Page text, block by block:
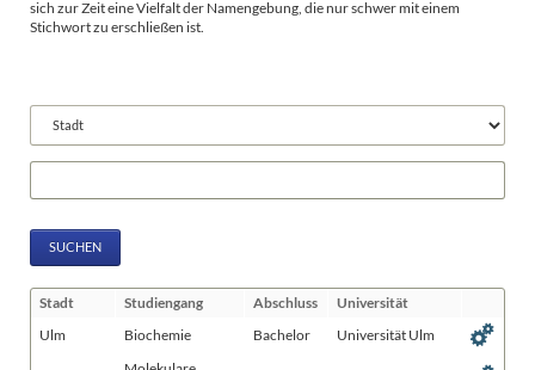
sich zur Zeit eine Vielfalt der Namengebung, die nur schwer mit einem
Stichwort zu erschließen ist.
Felder
SUCHEN
Stadt Studiengang Abschluss
Universität
Ulm
Biochemie Bachelor Universität Ulm